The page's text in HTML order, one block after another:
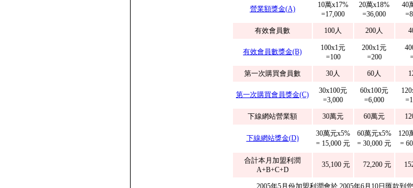
營業額獎金(A)
10萬x17%
=17,000
20萬x18%
=36,000
40
有效會員數
100人 200人
有效會員數獎金(B)
100x1元
=100
200x1元
=200
第一次購買會員數
30人 60人
第一次購買會員獎金(C)
30x100元
=3,000
60x100元
=6,000
下線網站營業額
30萬元 60萬元
下線網站獎金(D)
30萬元x5%
= 15,000 元
60萬元x5%
= 30,000 元
120
=
合計本月加盟利潤
A+B+C+D
35,100 元 72,200 元
2005年5月份加盟利潤會於 2005年6月10日匯款到